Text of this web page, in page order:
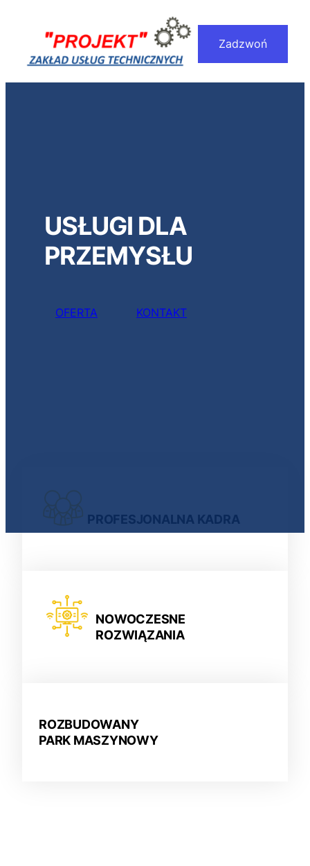
Zadzwoń
USŁUGI DLA
PRZEMYSŁU
OFERTA KONTAKT
PROFESJONALNA KADRA
NOWOCZESNE
ROZWIĄZANIA
ROZBUDOWANY
PARK MASZYNOWY